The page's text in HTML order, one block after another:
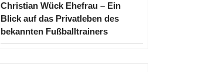
Christian Wück Ehefrau – Ein
Blick auf das Privatleben des
bekannten Fußballtrainers